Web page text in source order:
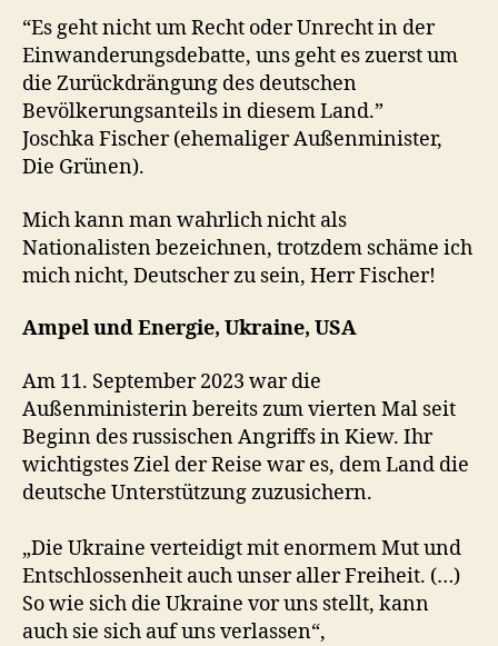
“Es geht nicht um Recht oder Unrecht in der
Einwanderungsdebatte, uns geht es zuerst um
die Zurückdrängung des deutschen
Bevölkerungsanteils in diesem Land.”
Joschka Fischer (ehemaliger Außenminister,
Die Grünen).
Mich kann man wahrlich nicht als
Nationalisten bezeichnen, trotzdem schäme ich
mich nicht, Deutscher zu sein, Herr Fischer!
Ampel und Energie, Ukraine, USA
Am 11. September 2023 war die
Außenministerin bereits zum vierten Mal seit
Beginn des russischen Angriffs in Kiew. Ihr
wichtigstes Ziel der Reise war es, dem Land die
deutsche Unterstützung zuzusichern.
„Die Ukraine verteidigt mit enormem Mut und
Entschlossenheit auch unser aller Freiheit. (…)
So wie sich die Ukraine vor uns stellt, kann
auch sie sich auf uns verlassen“,